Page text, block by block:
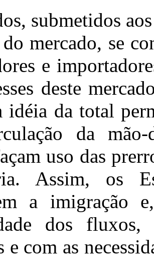
submetidos
mercado, se
e
deste
idéia da total
da mão-
uso das
Assim, os
a imigração
dos
e com as